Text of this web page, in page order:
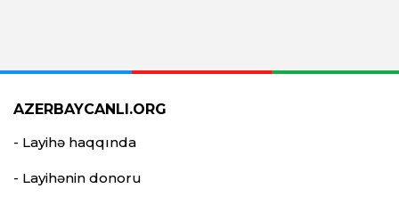
AZERBAYCANLI.ORG
- Layihə haqqında
- Layihənin donoru